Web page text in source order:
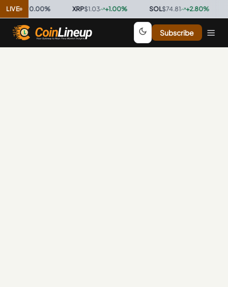
LIVE 0.00%· XRP$1.03 +1.00%· SOL$74.81 +2.80%·
Subscribe